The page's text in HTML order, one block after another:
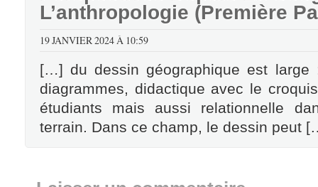
L’anthropologie (première
19 JANVIER 2024 À 10:59
[…] du dessin géographique est large
diagrammes, didactique avec le
étudiants mais aussi relationnelle
terrain. Dans ce champ, le dessin peut